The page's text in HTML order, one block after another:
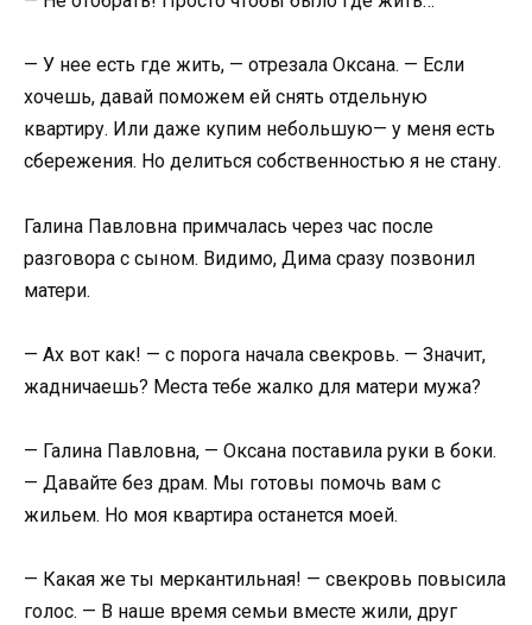
— У нее есть где жить, — отрезала Оксана. — Если
хочешь, давай поможем ей снять отдельную
квартиру. Или даже купим небольшую— у меня есть
сбережения. Но делиться собственностью я не стану.
Галина Павловна примчалась через час после
разговора с сыном. Видимо, Дима сразу позвонил
матери.
— Ах вот как! — с порога начала свекровь. — Значит,
жадничаешь? Места тебе жалко для матери мужа?
— Галина Павловна, — Оксана поставила руки в боки.
— Давайте без драм. Мы готовы помочь вам с
жильем. Но моя квартира останется моей.
— Какая же ты меркантильная! — свекровь повысила
голос. — В наше время семьи вместе жили, друг